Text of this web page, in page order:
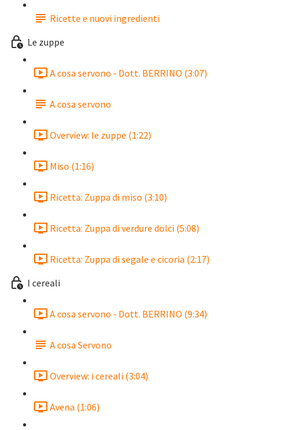
Ricette e nuovi ingredienti
Le zuppe
A cosa servono - Dott. BERRINO (3:07)
A cosa servono
Overview: le zuppe (1:22)
Miso (1:16)
Ricetta: Zuppa di miso (3:10)
Ricetta: Zuppa di verdure dolci (5:08)
Ricetta: Zuppa di segale e cicoria (2:17)
I cereali
A cosa servono - Dott. BERRINO (9:34)
A cosa Servono
Overview: i cereali (3:04)
Avena (1:06)